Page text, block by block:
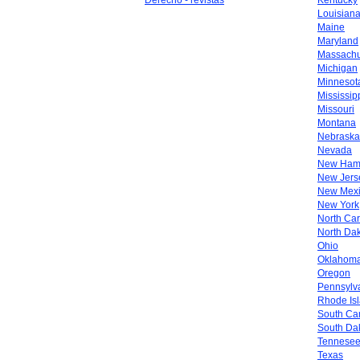
Louisiana
Maine
Maryland
Michigan
Missouri
Montana
Nebraska
Nevada
New
New
New
New York
North
North
Ohio
Oregon
Rhode
South
South
Tennesee
Texas